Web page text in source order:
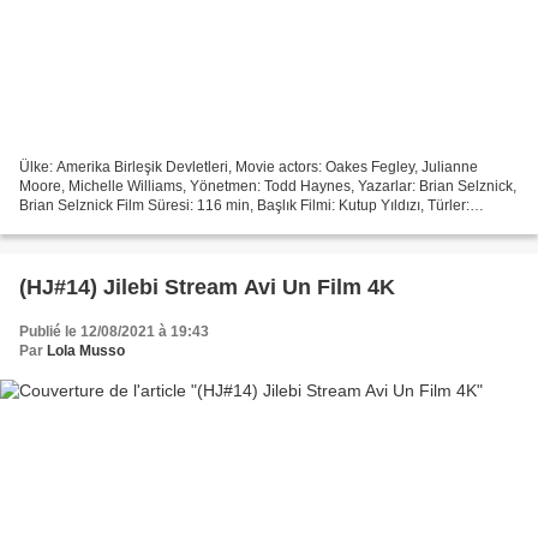
Ülke: Amerika Birleşik Devletleri, Movie actors: Oakes Fegley, Julianne
Moore, Michelle Williams, Yönetmen: Todd Haynes, Yazarlar: Brian Selznick,
Brian Selznick Film Süresi: 116 min, Başlık Filmi: Kutup Yıldızı, Türler:
(HJ#14) Jilebi Stream Avi Un Film 4K
Publié le 12/08/2021 à 19:43
Par Lola Musso